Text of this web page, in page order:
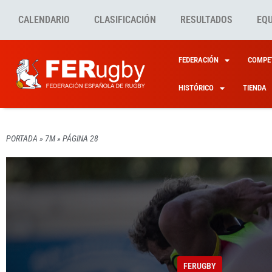
CALENDARIO CLASIFICACIÓN RESULTADOS
FEDERACIÓN
HISTÓRICO TIENDA
PORTADA » 7M» PÁGINA 28
COMPETICIONES
LAS
CONVOCATORIAS
LISTA
CONVOCATORIAS
COMPETICIONES
LÍNEA
FERUGBY
FERUGBY